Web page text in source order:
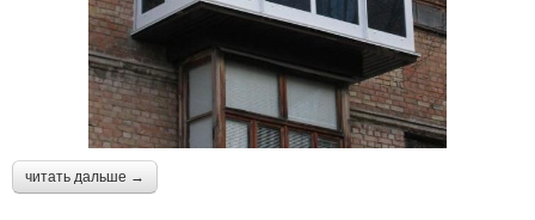
читать дальше →